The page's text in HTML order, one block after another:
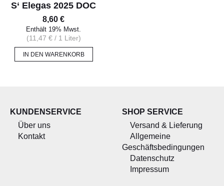
S‘ Elegas 2025 DOC
8,60 €
Enthält 19% Mwst.
(11,47 €/ 1 Liter)
IN DEN WARENKORB
KUNDENSERVICE
Über uns
Kontakt
SHOP SERVICE
Versand & Lieferung
Allgemeine
Geschäftsbedingungen
Datenschutz
Impressum